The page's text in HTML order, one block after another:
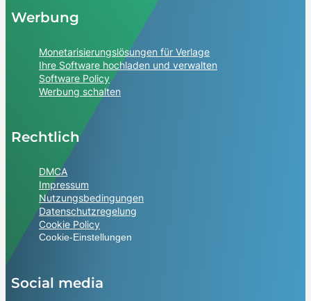
Werbung
Monetarisierungslösungen für Verlage
Ihre Software hochladen und verwalten
Software Policy
Werbung schalten
Rechtlich
DMCA
Impressum
Nutzungsbedingungen
Datenschutzregelung
Cookie Policy
Cookie-Einstellungen
Social media